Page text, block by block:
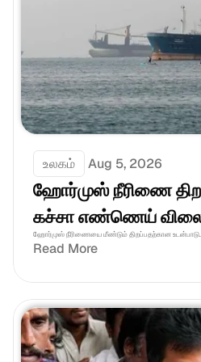
உலகம் Aug 5, 2026
ஹோர்முஸ் நீரிணை
கச்சா எண்ணெய்
ஹோர்முஸ் நீரிணையை மீண்டும் திறப்பதற்கான
Read More